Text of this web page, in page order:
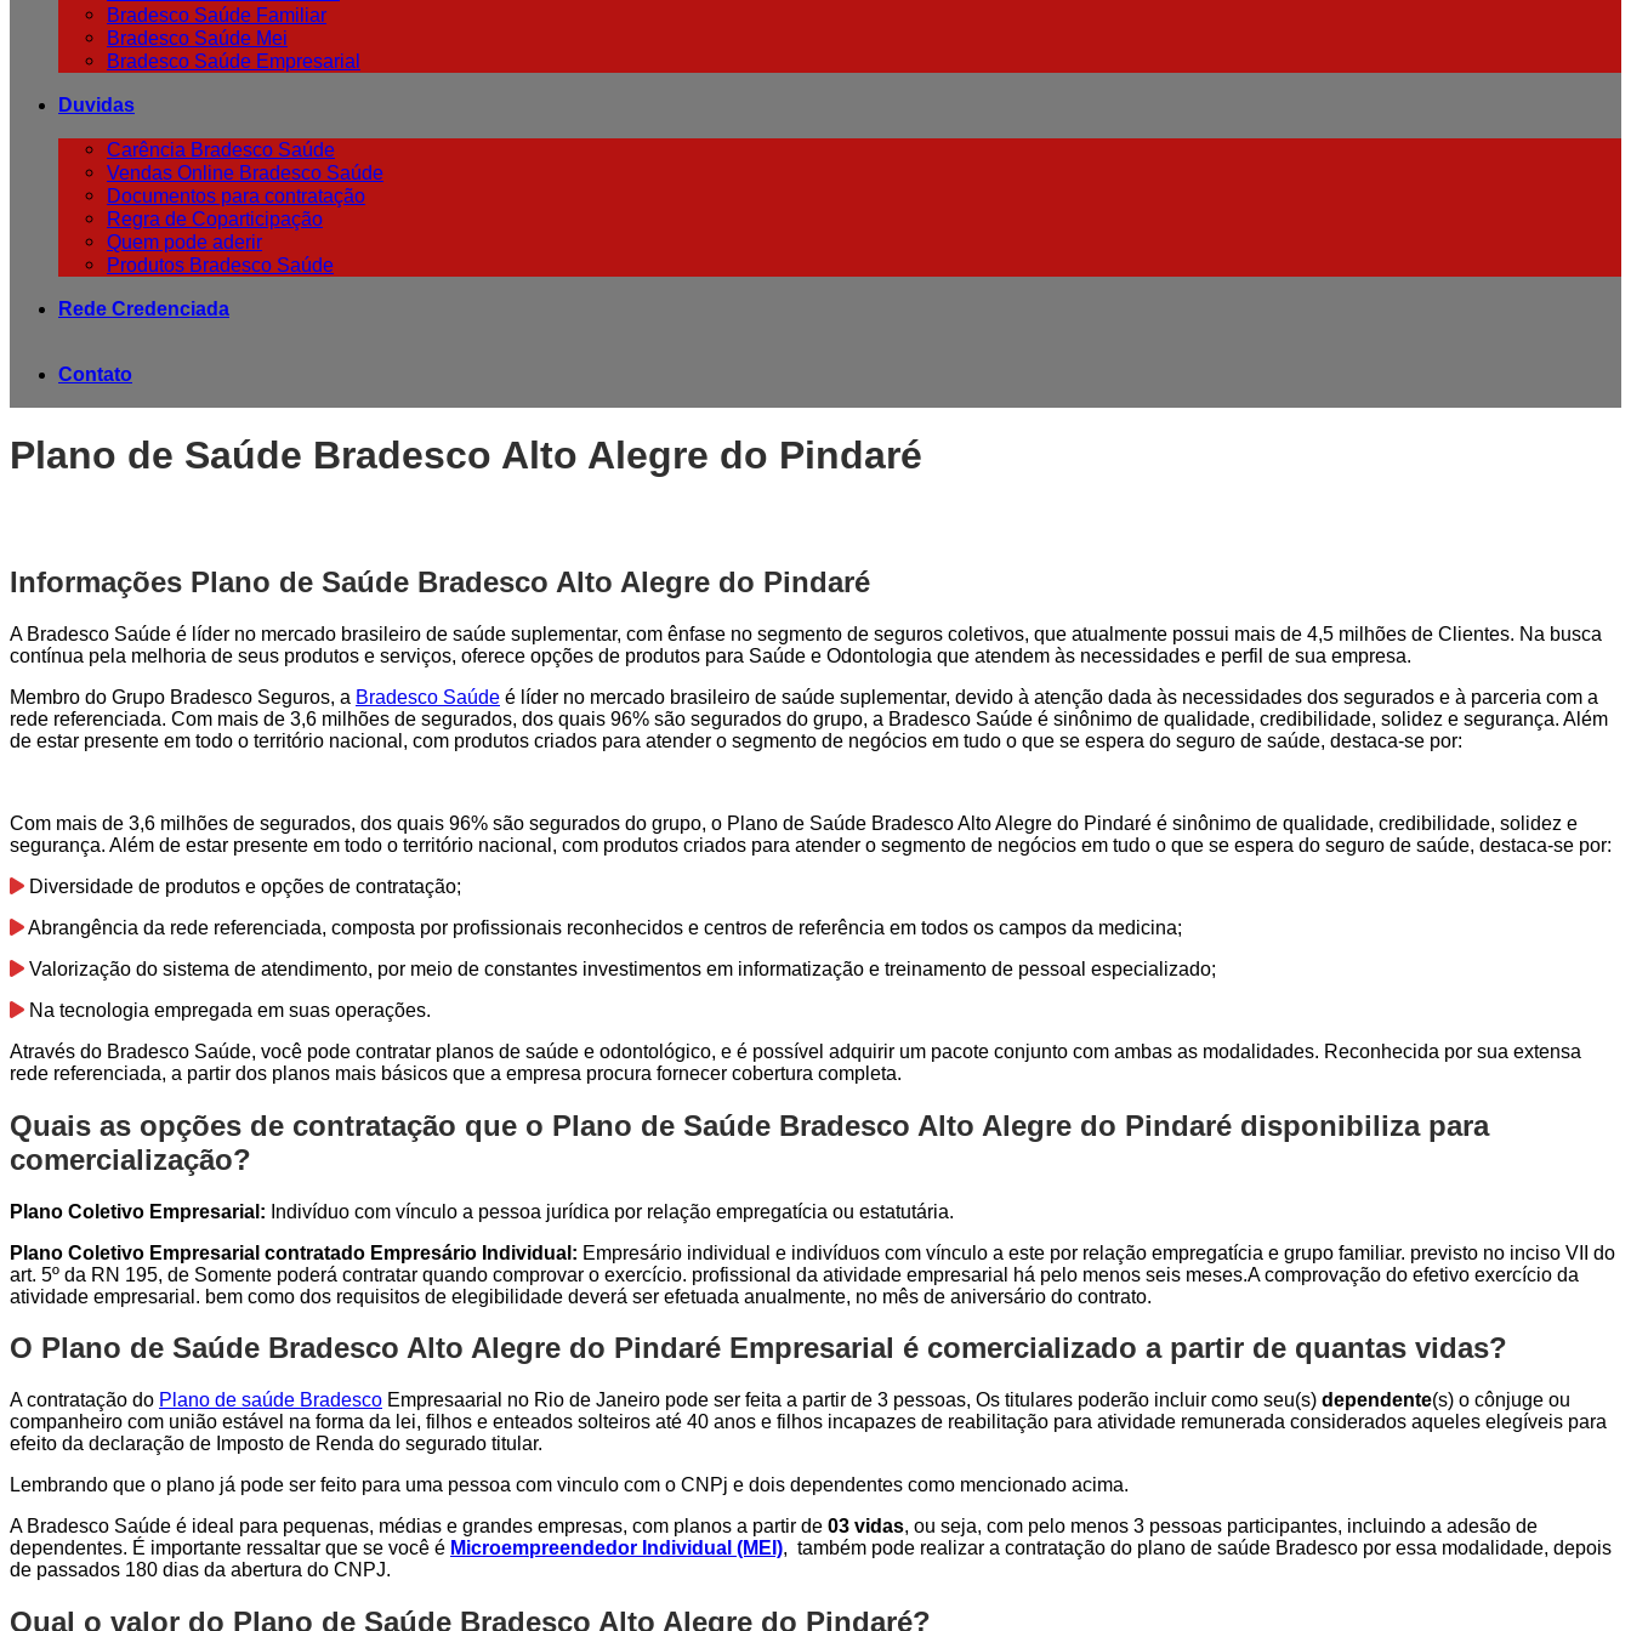
Bradesco Saúde Familiar
Bradesco Saúde Mei
Bradesco Saúde Empresarial
Duvidas
Carência Bradesco Saúde
Vendas Online Bradesco Saúde
Documentos para contratação
Regra de Coparticipação
Quem pode aderir
Produtos Bradesco Saúde
Rede Credenciada
Contato
Plano de Saúde Bradesco Alto Alegre do Pindaré
Informações Plano de Saúde Bradesco Alto Alegre do Pindaré
A Bradesco Saúde é líder no mercado brasileiro de saúde suplementar, com ênfase no segmento de seguros coletivos, que atualmente possui mais de 4,5 milhões de Clientes. Na busca
contínua pela melhoria de seus produtos e serviços, oferece opções de produtos para Saúde e Odontologia que atendem às necessidades e perfil de sua empresa.
Membro do Grupo Bradesco Seguros, a Bradesco Saúde é líder no mercado brasileiro de saúde suplementar, devido à atenção dada às necessidades dos segurados e à parceria com a
rede referenciada. Com mais de 3,6 milhões de segurados, dos quais 96% são segurados do grupo, a Bradesco Saúde é sinônimo de qualidade, credibilidade, solidez e segurança. Além
de estar presente em todo o território nacional, com produtos criados para atender o segmento de negócios em tudo o que se espera do seguro de saúde, destaca-se por:
Com mais de 3,6 milhões de segurados, dos quais 96% são segurados do grupo, o Plano de Saúde Bradesco Alto Alegre do Pindaré é sinônimo de qualidade, credibilidade, solidez e
segurança. Além de estar presente em todo o território nacional, com produtos criados para atender o segmento de negócios em tudo o que se espera do seguro de saúde, destaca-se por:
Diversidade de produtos e opções de contratação;
Abrangência da rede referenciada, composta por profissionais reconhecidos e centros de referência em todos os campos da medicina;
Valorização do sistema de atendimento, por meio de constantes investimentos em informatização e treinamento de pessoal especializado;
Na tecnologia empregada em suas operações.
Através do Bradesco Saúde, você pode contratar planos de saúde e odontológico, e é possível adquirir um pacote conjunto com ambas as modalidades. Reconhecida por sua extensa
rede referenciada, a partir dos planos mais básicos que a empresa procura fornecer cobertura completa.
Quais as opções de contratação que o Plano de Saúde Bradesco Alto Alegre do Pindaré disponibiliza para
comercialização?
Plano Coletivo Empresarial: Indivíduo com vínculo a pessoa jurídica por relação empregatícia ou estatutária.
Plano Coletivo Empresarial contratado Empresário Individual: Empresário individual e indivíduos com vínculo a este por relação empregatícia e grupo familiar. previsto no inciso VII do
art. 5º da RN 195, de Somente poderá contratar quando comprovar o exercício. profissional da atividade empresarial há pelo menos seis meses.A comprovação do efetivo exercício da
atividade empresarial. bem como dos requisitos de elegibilidade deverá ser efetuada anualmente, no mês de aniversário do contrato.
O Plano de Saúde Bradesco Alto Alegre do Pindaré Empresarial é comercializado a partir de quantas vidas?
A contratação do Plano de saúde Bradesco Empresaarial no Rio de Janeiro pode ser feita a partir de 3 pessoas, Os titulares poderão incluir como seu(s) dependente(s) o cônjuge ou
companheiro com união estável na forma da lei, filhos e enteados solteiros até 40 anos e filhos incapazes de reabilitação para atividade remunerada considerados aqueles elegíveis para
efeito da declaração de Imposto de Renda do segurado titular.
Lembrando que o plano já pode ser feito para uma pessoa com vinculo com o CNPj e dois dependentes como mencionado acima.
A Bradesco Saúde é ideal para pequenas, médias e grandes empresas, com planos a partir de 03 vidas, ou seja, com pelo menos 3 pessoas participantes, incluindo a adesão de
dependentes. É importante ressaltar que se você é Microempreendedor Individual (MEI), também pode realizar a contratação do plano de saúde Bradesco por essa modalidade, depois
de passados 180 dias da abertura do CNPJ.
Qual o valor do Plano de Saúde Bradesco Alto Alegre do Pindaré?